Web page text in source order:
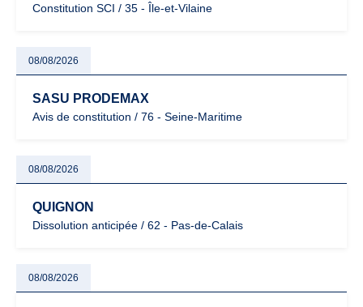
Constitution SCI / 35 - Île-et-Vilaine
08/08/2026
SASU PRODEMAX
Avis de constitution / 76 - Seine-Maritime
08/08/2026
QUIGNON
Dissolution anticipée / 62 - Pas-de-Calais
08/08/2026